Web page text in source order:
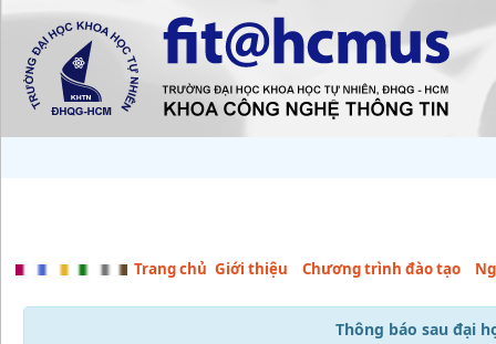
Trang chủ Giới thiệu Chương trình đào tạo
Thông báo sau đại